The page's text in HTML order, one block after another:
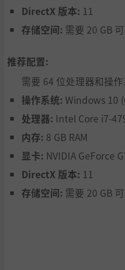
DirectX 版本: 11
存储空间: 需要 20 GB
推荐配置:
需要 64 位处理器和操
操作系统: Windows 10
处理器: Intel Core i7-
内存: 8 GB RAM
显卡: NVIDIA GeForce
DirectX 版本: 11
存储空间: 需要 20 GB